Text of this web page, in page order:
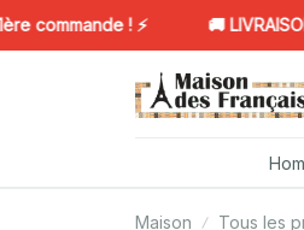
commande ! ⚡️ 🚚
Maison Tous les